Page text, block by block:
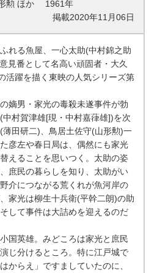
勲 ほか 1961年
掲載2020年11月06日
れる魚屋、一心太助(中村錦之助
見番として名高い頑固者・大久
活躍を描く東映の人気シリーズ第
嫡男・家光の毒殺未遂事件が勃
村賀津雄[現・中村嘉葎雄])を次
田研二)、鳥居土佐守(山形勲)一
彦左や春日局は、偶然にも家光
えることを思いつく。太助の姿
庶民の暮らしを知り、太助がい
介につながる荒くれが魚河岸の
家光は柳生十兵衛(平幹二朗)の助
して事件は大詰めを迎えるのだ
国英雄。みどころは家光と庶民
じ分けるところ。特に江戸城で
からえ」ですましていたのに、